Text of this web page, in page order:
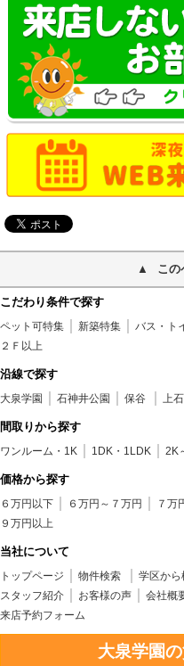
この
こだわり条件で探す
ペット可特集 新築特集 バス・ト
２Ｆ以上
沿線で探す
大泉学園 石神井公園 保谷 上
間取りから探す
ワンルーム・1K 1DK・1LDK 2K
価格から探す
６万円以下 ６万円～７万円 ７万
９万円以上
当社について
トップページ 物件検索 学区から
スタッフ紹介
お客様の声 会社概
来店予約フォーム
大泉学園